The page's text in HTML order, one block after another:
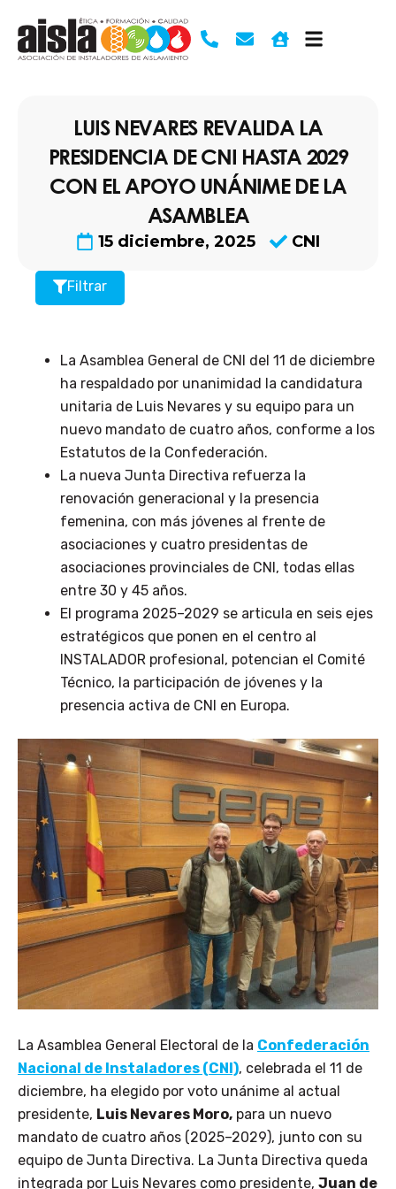
contenido
LUIS NEVARES REVALIDA LA
PRESIDENCIA DE CNI HASTA 2029
CON EL APOYO UNÁNIME DE LA
ASAMBLEA
15 diciembre, 2025 CNI
Filtrar
La Asamblea General de CNI del 11 de diciembre
ha respaldado por unanimidad la candidatura
unitaria de Luis Nevares y su equipo para un
nuevo mandato de cuatro años, conforme a los
Estatutos de la Confederación.
La nueva Junta Directiva refuerza la
renovación generacional y la presencia
femenina, con más jóvenes al frente de
asociaciones y cuatro presidentas de
asociaciones provinciales de CNI, todas ellas
entre 30 y 45 años.
El programa 2025–2029 se articula en seis ejes
estratégicos que ponen en el centro al
INSTALADOR profesional, potencian el Comité
Técnico, la participación de jóvenes y la
presencia activa de CNI en Europa.
La Asamblea General Electoral de la Confederación
Nacional de Instaladores (CNI), celebrada el 11 de
diciembre, ha elegido por voto unánime al actual
presidente, Luis Nevares Moro, para un nuevo
mandato de cuatro años (2025–2029), junto con su
equipo de Junta Directiva. La Junta Directiva queda
integrada por Luis Nevares como presidente, Juan de